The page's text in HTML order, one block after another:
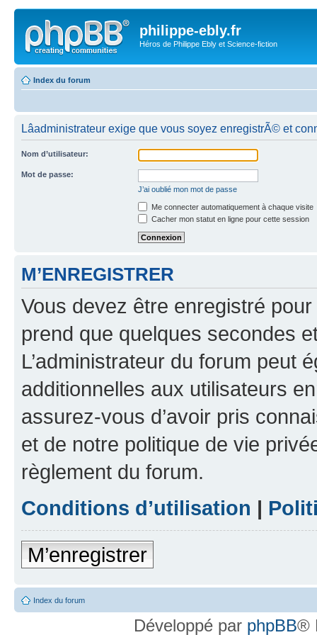
philippe-ebly.fr
Héros de Philippe Ebly et Science-fiction
Index du forum
Lâadministrateur exige que vous soyez enregistrÃ© et
Nom d’utilisateur:
Mot de passe:
J’ai oublié mon mot de passe
Me connecter automatiquement à chaque visite
Cacher mon statut en ligne pour cette session
M’ENREGISTRER
Vous devez être enregistré
prend que quelques secondes
L’administrateur du forum peut
additionnelles aux utilisateurs
assurez-vous d’avoir pris
et de notre politique de vie
règlement du forum.
Conditions d’utilisation |
M’enregistrer
Index du forum
Développé par phpBB®